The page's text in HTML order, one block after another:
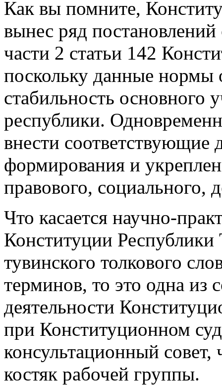
Как вы помните,
вынес ряд
части 2 статьи 142
поскольку данные нормы
стабильность основного
республики.
внести соответствующие
формирования и
правового, социального,
Что касается научно-
Конституции Республики
тувинского толкового
терминов, то это одна из
деятельности
при Конституционном
консультационный совет,
костяк рабочей группы.